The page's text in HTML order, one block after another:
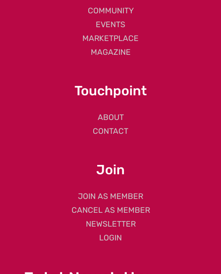
COMMUNITY
EVENTS
MARKETPLACE
MAGAZINE
Touchpoint
ABOUT
CONTACT
Join
JOIN AS MEMBER
CANCEL AS MEMBER
NEWSLETTER
LOGIN